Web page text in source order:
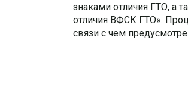
знаками отличия ГТО, а
отличия ВФСК ГТО».
связи с чем